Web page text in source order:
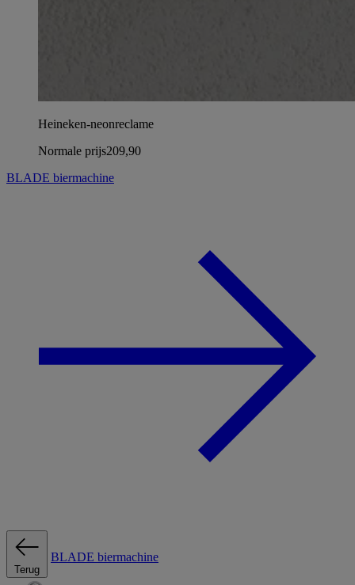
Heineken-neonreclame
Normale prijs209,90
BLADE biermachine
Terug
BLADE biermachine